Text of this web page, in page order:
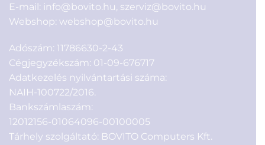
E-mail: info@bovito.hu szerviz@bovito.hu
Webshop: webshop@bovito.hu
Adószám: 11786630-2-43
Cégjegyzékszám: 01-09-676717
Adatkezelés nyilvántartási száma:
NAIH-100722/2016.
Bankszámlaszám:
12012156-01064096-00100005
Tárhely szolgáltató: BOVITO Computers Kft.